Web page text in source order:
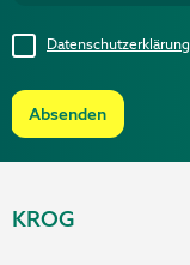
Absenden
Datenschutzerklärung
KROG